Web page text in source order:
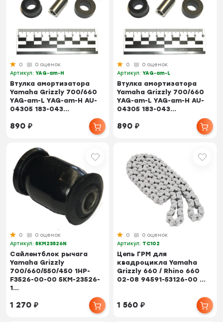
0
0 оценок
Артикул:YAG-am-H
Втулка амортизатора
Yamaha Grizzly 700/660
YAG-am-L YAG-am-H AU-
04305 183-043...
890₽
0
0 оценок
Артикул:YAG-am-L
Втулка амортизатора
Yamaha Grizzly 700/660
YAG-am-L YAG-am-H AU-
04305 183-043...
890₽
0
0 оценок
Артикул:5KM23526N
Сайлентблок рычага
Yamaha Grizzly
700/660/550/450 1HP-
F3526-00-00 5KM-23526-
1...
1 270₽
0
0 оценок
Артикул: TC102
Цепь ГРМ для
квадроцикла Yamaha
Grizzly 660 / Rhino 660
02-08 94591-53126-00 ...
1 560₽